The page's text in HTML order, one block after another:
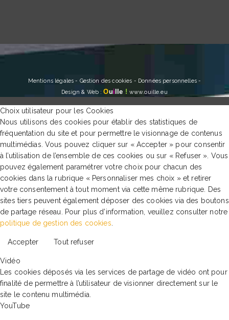
Mentions légales - Gestion des cookies - Données personnelles -
Design & Web :Oui lle ! www.ouille.eu
Choix utilisateur pour les Cookies
Nous utilisons des cookies pour établir des statistiques de
fréquentation du site et pour permettre le visionnage de contenus
multimédias. Vous pouvez cliquer sur « Accepter » pour consentir
à l’utilisation de l’ensemble de ces cookies ou sur « Refuser ». Vous
pouvez également paramétrer votre choix pour chacun des
cookies dans la rubrique « Personnaliser mes choix » et retirer
votre consentement à tout moment via cette même rubrique. Des
sites tiers peuvent également déposer des cookies via des boutons
de partage réseau. Pour plus d’information, veuillez consulter notre
politique de gestion des cookies
Accepter Tout refuser
Vidéo
Les cookies déposés via les services de partage de vidéo ont pour
finalité de permettre à l’utilisateur de visionner directement sur le
site le contenu multimédia.
YouTube